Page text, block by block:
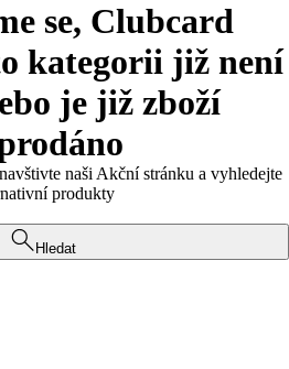
se, Clubcard
kategorii již není
je již zboží
naši Akční stránku a vyhledejte
produkty
Hledat